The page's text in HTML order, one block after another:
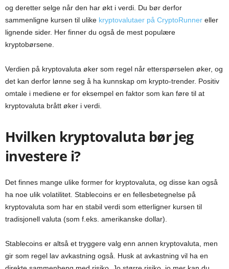
og deretter selge når den har økt i verdi. Du bør derfor
sammenligne kursen til ulike kryptovalutaer på CryptoRunner eller
lignende sider. Her finner du også de mest populære
kryptobørsene.
Verdien på kryptovaluta øker som regel når etterspørselen øker, og
det kan derfor lønne seg å ha kunnskap om krypto-trender. Positiv
omtale i mediene er for eksempel en faktor som kan føre til at
kryptovaluta brått øker i verdi.
Hvilken kryptovaluta bør jeg
investere i?
Det finnes mange ulike former for kryptovaluta, og disse kan også
ha noe ulik volatilitet. Stablecoins er en fellesbetegnelse på
kryptovaluta som har en stabil verdi som etterligner kursen til
tradisjonell valuta (som f.eks. amerikanske dollar).
Stablecoins er altså et tryggere valg enn annen kryptovaluta, men
gir som regel lav avkastning også. Husk at avkastning vil ha en